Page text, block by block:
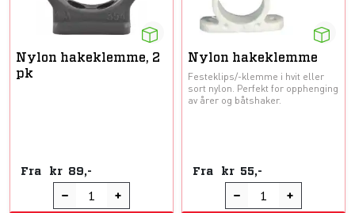
Nylon hakeklemme, 2
pk
Fra kr 89,-
Nylon hakeklemme
Festeklips/-klemme i hvit eller
sort nylon. Perfekt for opphenging
av årer og båtshaker.
Fra kr 55,-